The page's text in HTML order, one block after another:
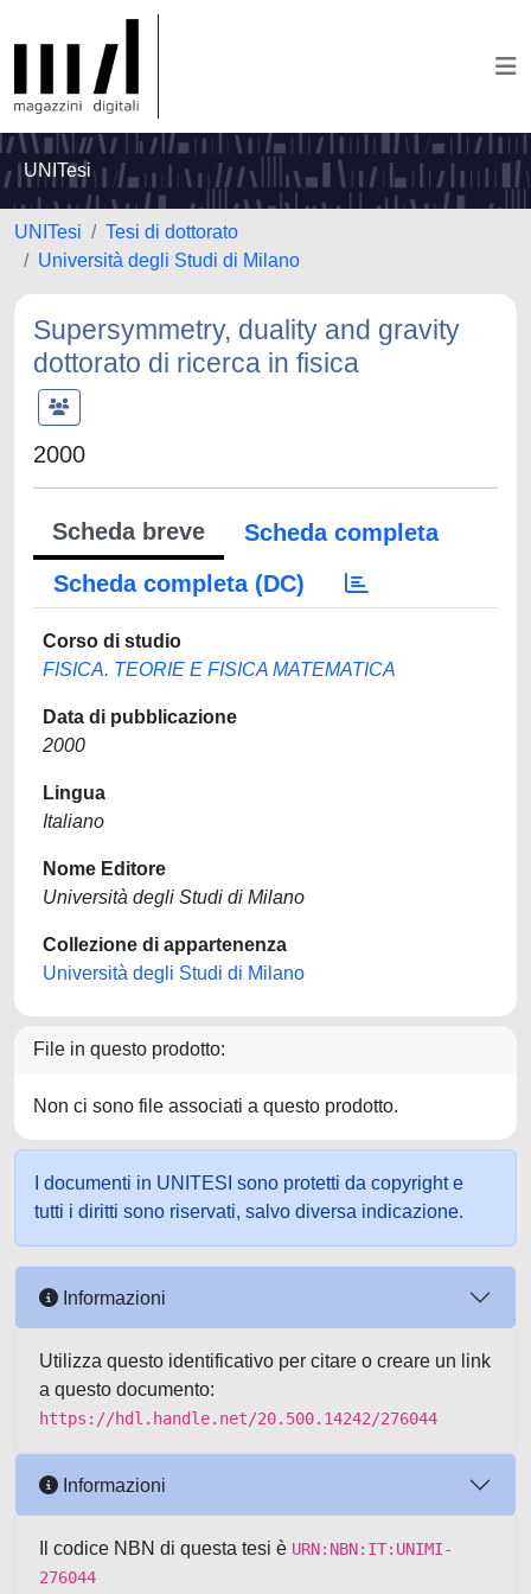
UNITesi
UNITesi
Tesi di dottorato
Università degli Studi di Milano
Supersymmetry, duality and gravity
dottorato di ricerca in fisica
2000
Scheda breve
Scheda completa
Scheda completa (DC)
Corso di studio
FISICA. TEORIE E FISICA MATEMATICA
Data di pubblicazione
2000
Lingua
Italiano
Nome Editore
Università degli Studi di Milano
Collezione di appartenenza
Università degli Studi di Milano
File in questo prodotto:
Non ci sono file associati a questo prodotto.
I documenti in UNITESI sono protetti da copyright e
tutti i diritti sono riservati, salvo diversa indicazione.
Informazioni
Utilizza questo identificativo per citare o creare un link
a questo documento:
https://hdl.handle.net/20.500.14242/276044
Informazioni
Il codice NBN di questa tesi è URN:NBN:IT:UNIMI-
276044